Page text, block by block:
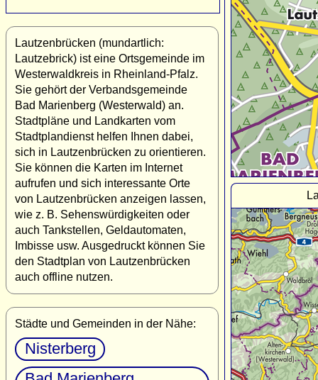
Lautzenbrücken (mundartlich:
Lautzebrick) ist eine Ortsgemeinde im
Westerwaldkreis in Rheinland-Pfalz.
Sie gehört der Verbandsgemeinde
Bad Marienberg (Westerwald) an.
Stadtpläne und Landkarten vom
Stadtplandienst helfen Ihnen dabei,
sich in Lautzenbrücken zu orientieren.
Sie können die Karten im Internet
aufrufen und sich interessante Orte
von Lautzenbrücken anzeigen lassen,
wie z. B. Sehenswürdigkeiten oder
auch Tankstellen, Geldautomaten,
Imbisse usw. Ausgedruckt können Sie
den Stadtplan von Lautzenbrücken
auch offline nutzen.
Städte und Gemeinden in der Nähe:
Nisterberg